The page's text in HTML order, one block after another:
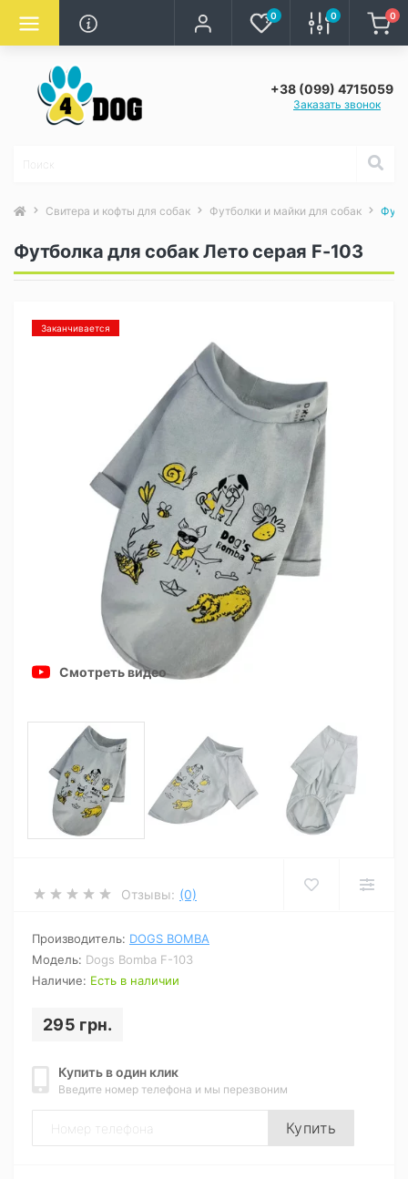
0 0 0
+38 (099) 4715059
Заказать звонок
Свитера и кофты для собак Футболки и майки для собак
Футболка для собак Лето серая F-103
Заканчивается
Смотреть видео
Отзывы: (0)
Производитель: DOGS BOMBA
Модель: Dogs Bomba F-103
Наличие: Есть в наличии
295 грн.
Купить в один клик
Введите номер телефона и мы перезвоним
Купить